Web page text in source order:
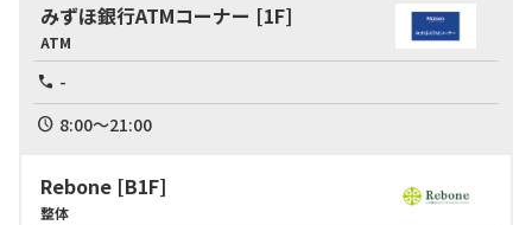
みずほ銀行ATMコーナー [1F]
ATM
-
8:00～21:00
Rebone [B1F]
整体